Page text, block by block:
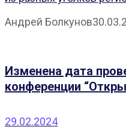
Андрей Болкунов
Изменена дата
конференции
29.02.2024